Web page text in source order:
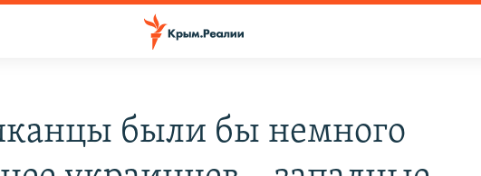
были бы немного